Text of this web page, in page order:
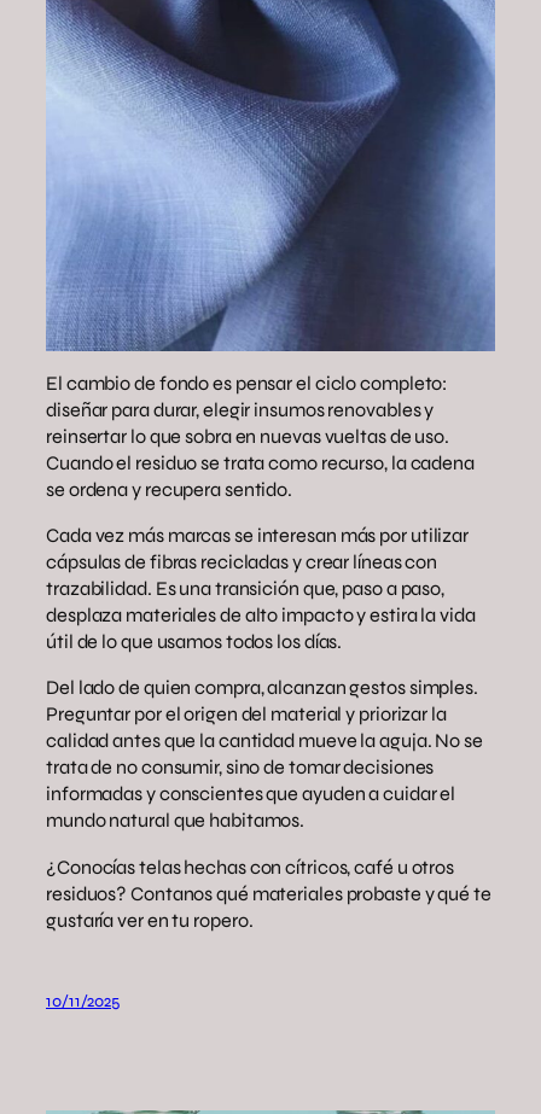
El cambio de fondo es pensar el ciclo completo:
diseñar para durar, elegir insumos renovables y
reinsertar lo que sobra en nuevas vueltas de uso.
Cuando el residuo se trata como recurso, la cadena
se ordena y recupera sentido.
Cada vez más marcas se interesan más por utilizar
cápsulas de fibras recicladas y crear líneas con
trazabilidad. Es una transición que, paso a paso,
desplaza materiales de alto impacto y estira la vida
útil de lo que usamos todos los días.
Del lado de quien compra, alcanzan gestos simples.
Preguntar por el origen del material y priorizar la
calidad antes que la cantidad mueve la aguja. No se
trata de no consumir, sino de tomar decisiones
informadas y conscientes que ayuden a cuidar el
mundo natural que habitamos.
¿Conocías telas hechas con cítricos, café u otros
residuos? Contanos qué materiales probaste y qué te
gustaría ver en tu ropero.
10/11/2025